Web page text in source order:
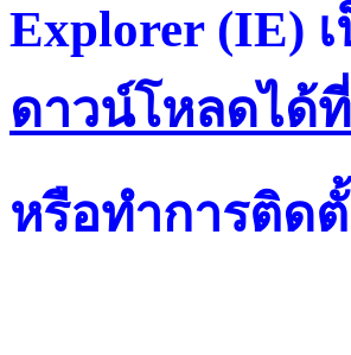
Explorer (IE)
ดาวน์โหลดได้
หรือทำการติด